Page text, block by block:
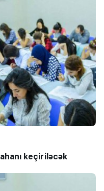
keçiriləcək